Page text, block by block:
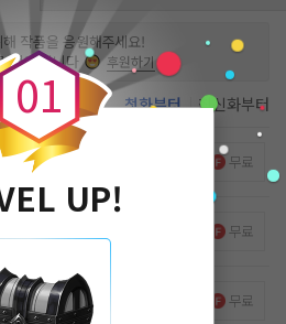
작품을 응원해주세요!
힘이 됩니다
후원하기
첫화부터 최신화부터
21.08.19
무료
21.08.19
무료
게 한다.
21.08.20
무료
0
0
1
UP!